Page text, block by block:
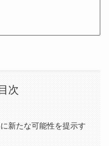
目次
新たな可能性を提示す